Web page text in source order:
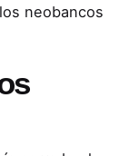
neobancos